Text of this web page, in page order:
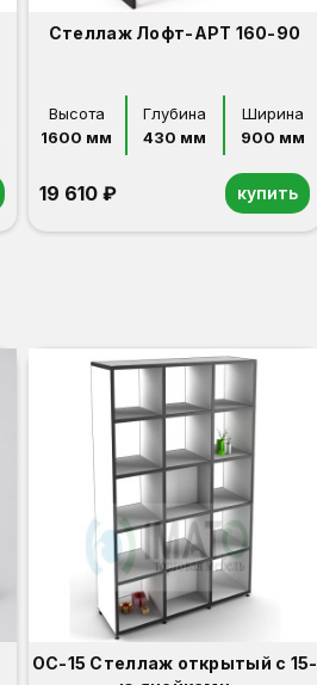
Стеллаж Лофт-АРТ 160-90
Высота
1600 мм
Глубина
430 мм
Ширина
900 мм
19 610 ₽ купить
ОС-15 Стеллаж открытый с 15-